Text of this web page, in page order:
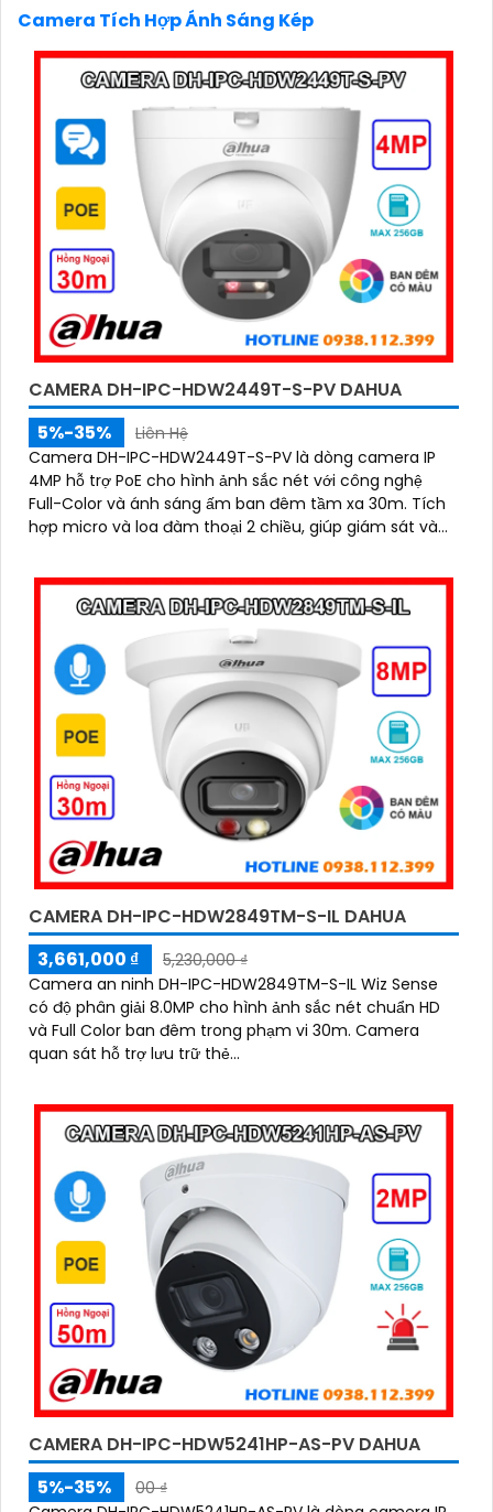
Camera Tích Hợp Ánh Sáng Kép
CAMERA DH-IPC-HDW2449T-S-PV DAHUA
5%-35%
Liên Hệ
Camera DH-IPC-HDW2449T-S-PV là dòng camera IP
4MP hỗ trợ PoE cho hình ảnh sắc nét với công nghệ
Full-Color và ánh sáng ấm ban đêm tầm xa 30m. Tích
hợp micro và loa đàm thoại 2 chiều, giúp giám sát và
công nghệ nén H
CAMERA DH-IPC-HDW2849TM-S-IL DAHUA
3,661,000 ₫
5,230,000 ₫
Camera an ninh DH-IPC-HDW2849TM-S-IL Wiz Sense
có độ phân giải 8.0MP cho hình ảnh sắc nét chuẩn HD
và Full Color ban đêm trong phạm vi 30m. Camera
quan sát hỗ trợ lưu trữ thẻ...
CAMERA DH-IPC-HDW5241HP-AS-PV DAHUA
5%-35%
00 ₫